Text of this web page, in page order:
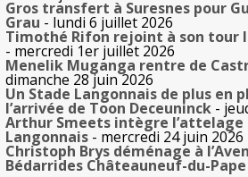
Gros transfert à Suresnes pour
Grau - lundi 6 juillet 2026
Timothé Rifon rejoint à son tour
- mercredi 1er juillet 2026
Menelik Muganga rentre de
dimanche 28 juin 2026
Un Stade Langonnais de plus en
l’arrivée de Toon Deceuninck -
Arthur Smeets intègre l’attelage
Langonnais - mercredi 24 juin 2026
Christoph Brys déménage à
Bédarrides Châteauneuf-du-Pape